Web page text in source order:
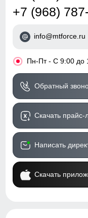
+7 (968)
info@mtforce.ru
• Пн-Пт - С 9:00 до
Обратный
Скачать прайс-
Написать
Скачать